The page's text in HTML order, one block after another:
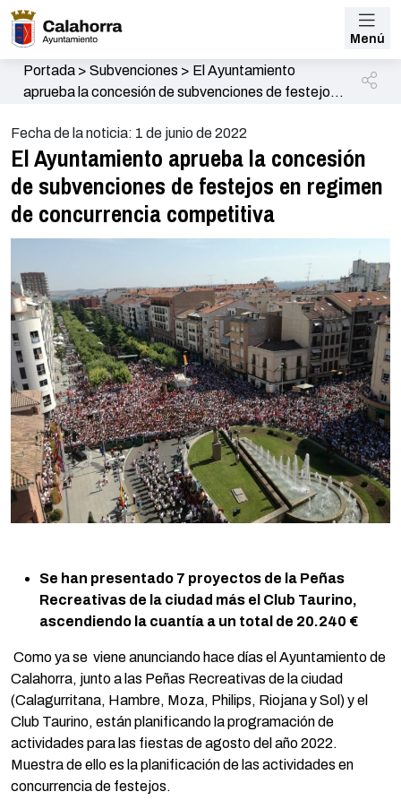
Menú
Portada> Subvenciones > El Ayuntamiento
aprueba la concesión de subvenciones de festejos
Fecha de la noticia: 1 de junio de 2022
El Ayuntamiento aprueba la concesión
de subvenciones de festejos en regimen
de concurrencia competitiva
Se han presentado 7 proyectos de la Peñas
Recreativas de la ciudad más el Club Taurino,
ascendiendo la cuantía a un total de 20.240 €
Como ya se viene anunciando hace días el Ayuntamiento de
Calahorra, junto a las Peñas Recreativas de la ciudad
(Calagurritana, Hambre, Moza, Philips, Riojana y Sol) y el
Club Taurino, están planificando la programación de
actividades para las fiestas de agosto del año 2022.
Muestra de ello es la planificación de las actividades en
concurrencia de festejos.